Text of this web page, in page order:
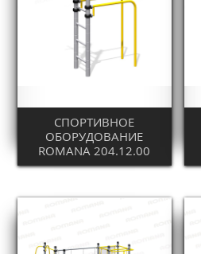
СПОРТИВНОЕ
ОБОРУДОВАНИЕ
ROMANA 204.12.00